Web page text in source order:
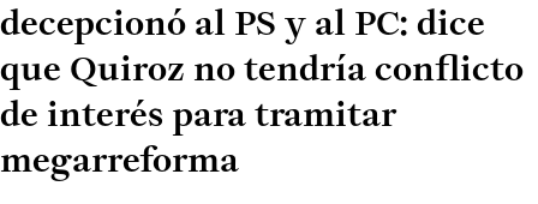
decepcionó al PS y al PC: dice
que Quiroz no tendría conflicto
de interés para tramitar
megarreforma